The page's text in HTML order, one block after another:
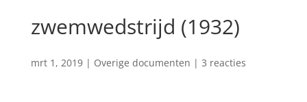
zwemwedstrijd (1932)
mrt 1, 2019| Overige documenten | 3 reacties